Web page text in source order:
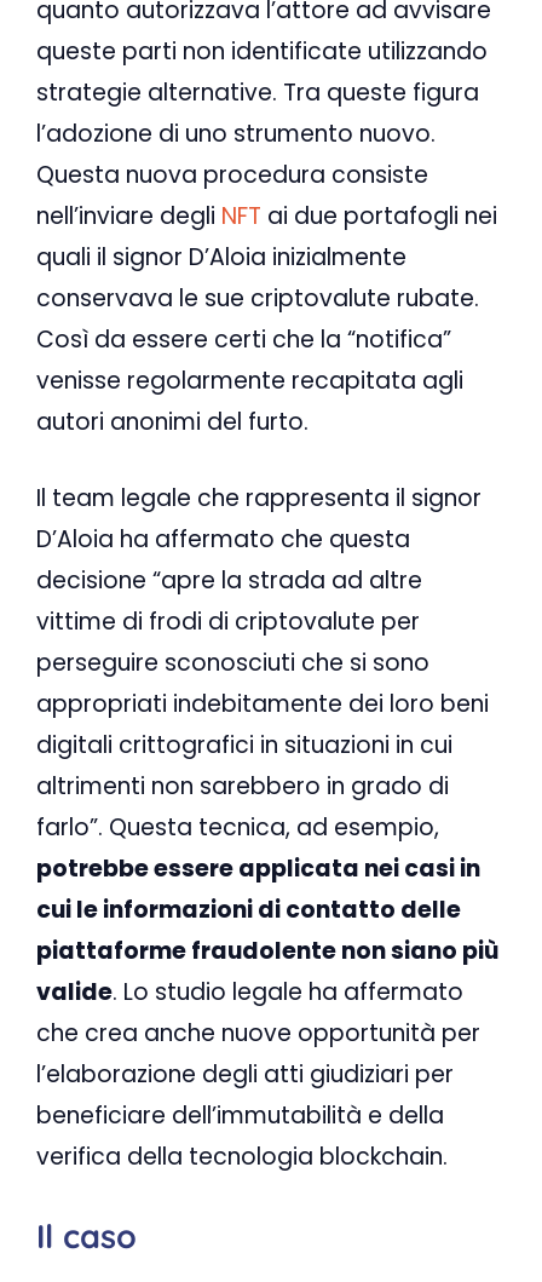
quanto autorizzava l’attore ad avvisare
queste parti non identificate utilizzando
strategie alternative. Tra queste figura
l’adozione di uno strumento nuovo.
Questa nuova procedura consiste
nell’inviare degli NFT ai due portafogli nei
quali il signor D’Aloia inizialmente
conservava le sue criptovalute rubate.
Così da essere certi che la “notifica”
venisse regolarmente recapitata agli
autori anonimi del furto.
Il team legale che rappresenta il signor
D’Aloia ha affermato che questa
decisione “apre la strada ad altre
vittime di frodi di criptovalute per
perseguire sconosciuti che si sono
appropriati indebitamente dei loro beni
digitali crittografici in situazioni in cui
altrimenti non sarebbero in grado di
farlo”. Questa tecnica, ad esempio,
potrebbe essere applicata nei casi in
cui le informazioni di contatto delle
piattaforme fraudolente non siano più
valide. Lo studio legale ha affermato
che crea anche nuove opportunità per
l’elaborazione degli atti giudiziari per
beneficiare dell’immutabilità e della
verifica della tecnologia blockchain.
Il caso